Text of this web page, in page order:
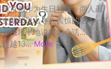
京都作为生日礼物，两人虽
朗却说出令人震惊的话！一
无法坦率地说出内心话…… ☆
越13... More